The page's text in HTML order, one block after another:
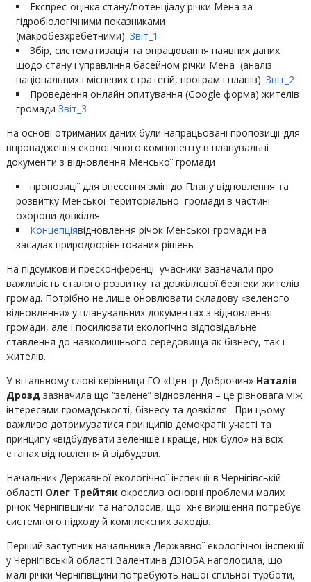
Експрес-оцінка стану/потенціалу річки Мена за
гідробіологічними показниками
(макробезхребетними). Звіт_1
Збір, систематизація та опрацювання наявних даних
щодо стану і управління басейном річки Мена (аналіз
національних і місцевих стратегій, програм і планів). Звіт_2
Проведення онлайн опитування (Google форма) жителів
громади Звіт_3
На основі отриманих даних були напрацьовані пропозиції для
впровадження екологічного компоненту в планувальні
документи з відновлення Менської громади
пропозиції для внесення змін до Плану відновлення та
розвитку Менської територіальної громади в частині
охорони довкілля
Концепціявідновлення річок Менської громади на
засадах природоорієнтованих рішень
На підсумковій пресконференції учасники зазначали про
важливість сталого розвитку та довкіллєвої безпеки жителів
громад. Потрібно не лише оновлювати складову «зеленого
відновлення» у планувальних документах з відновлення
громади, але і посилювати екологічно відповідальне
ставлення до навколишнього середовища як бізнесу, так і
жителів.
У вітальному слові керівниця ГО «Центр Доброчин» Наталія
Дрозд зазначила що “зелене” відновлення – це рівновага між
інтересами громадськості, бізнесу та довкілля. При цьому
важливо дотримуватися принципів демократії участі та
принципу «відбудувати зеленіше і краще, ніж було» на всіх
етапах відновлення й відбудови.
Начальник Державної екологічної інспекції в Чернігівській
області Олег Трейтякокреслив основні проблеми малих
річок Чернігівщини та наголосив, що їхнє вирішення потребує
системного підходу й комплексних заходів.
Перший заступник начальника Державної екологічної інспекції
у Чернігівській області Валентина ДЗЮБА наголосила, що
малі річки Чернігівщини потребують нашої спільної турботи,